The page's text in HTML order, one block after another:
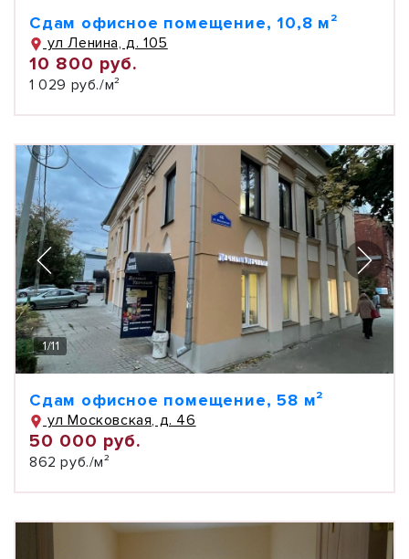
Сдам офисное помещение, 10,8 м²
ул Ленина, д. 105
10 800 руб.
1 029 руб./м²
1/11
Сдам офисное помещение, 58 м²
ул Московская, д. 46
50 000 руб.
862 руб./м²